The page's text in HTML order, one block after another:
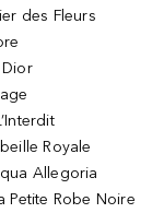
des Fleurs
Dior
Royale
Allegoria
Petite Robe Noire